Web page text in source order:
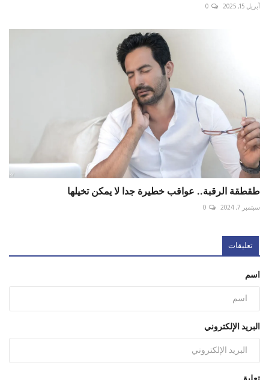
أبريل 15, 2025 0
طقطقة الرقبة.. عواقب خطيرة جدا لا يمكن تخيلها
سبتمبر 7, 2024 0
تعليقات
اسم
البريد الإلكتروني